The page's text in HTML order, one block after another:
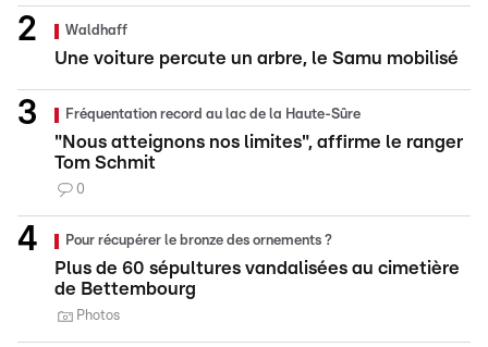
Waldhaff
Une voiture percute un arbre, le Samu mobilisé
Fréquentation record au lac de la Haute-Sûre
"Nous atteignons nos limites", affirme le ranger
Tom Schmit
0
Pour récupérer le bronze des ornements ?
Plus de 60 sépultures vandalisées au cimetière
de Bettembourg
Photos